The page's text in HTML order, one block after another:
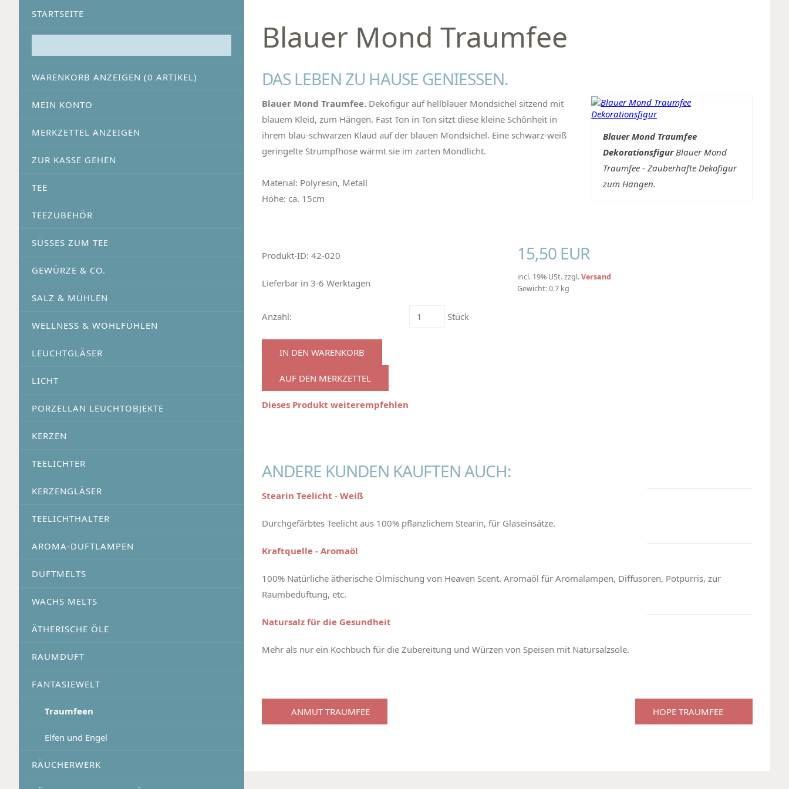
STARTSEITE
WARENKORB ANZEIGEN (0 ARTIKEL)
MEIN KONTO
MERKZETTEL ANZEIGEN
ZUR KASSE GEHEN
TEE
TEEZUBEHÖR
SÜSSES ZUM TEE
GEWÜRZE & CO.
SALZ & MÜHLEN
WELLNESS & WOHLFÜHLEN
LEUCHTGLÄSER
LICHT
PORZELLAN LEUCHTOBJEKTE
KERZEN
TEELICHTER
KERZENGLÄSER
TEELICHTHALTER
AROMA-DUFTLAMPEN
DUFTMELTS
WACHS MELTS
ÄTHERISCHE ÖLE
RAUMDUFT
FANTASIEWELT
Traumfeen
Elfen und Engel
RÄUCHERWERK
Blauer Mond Traumfee
DAS LEBEN ZU HAUSE GENIESSEN.
Blauer Mond Traumfee
DekorationsfigurBlauer Mond
Traumfee - Zauberhafte Dekofigur
zum Hängen.
Blauer Mond Traumfee. Dekofigur auf hellblauer Mondsichel sitzend mit
blauem Kleid, zum Hängen. Fast Ton in Ton sitzt diese kleine Schönheit in
ihrem blau-schwarzen Klaud auf der blauen Mondsichel. Eine schwarz-weiß
geringelte Strumpfhose wärmt sie im zarten Mondlicht.
Material: Polyresin, Metall
Höhe: ca. 15cm
Produkt-ID: 42-020
Lieferbar in 3-6 Werktagen
15,50 EUR
incl. 19% USt. zzgl.Versand
Gewicht: 0.7 kg
Anzahl: Stück
IN DEN WARENKORB
AUF DEN MERKZETTEL
Dieses Produkt weiterempfehlen
ANDERE KUNDEN KAUFTEN AUCH:
Stearin Teelicht - Weiß
Durchgefärbtes Teelicht aus 100% pflanzlichem Stearin, für Glaseinsätze.
Kraftquelle - Aromaöl
100% Natürliche ätherische Ölmischung von Heaven Scent. Aromaöl für Aromalampen, Diffusoren, Potpurris, zur
Raumbeduftung, etc.
Natursalz für die Gesundheit
Mehr als nur ein Kochbuch für die Zubereitung und Würzen von Speisen mit Natursalzsole.
ANMUT TRAUMFEE HOPE TRAUMFEE